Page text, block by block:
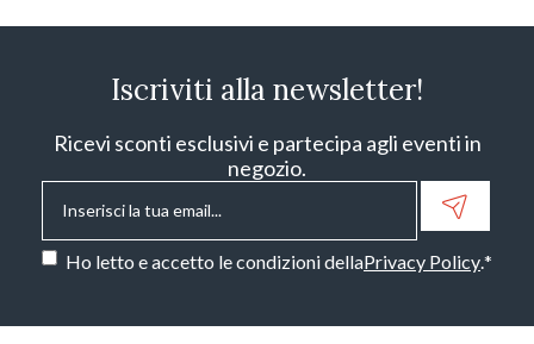
Iscriviti alla newsletter!
Ricevi sconti esclusivi e partecipa agli eventi in
negozio.
Email*
Consenso*
Ho letto e accetto le condizioni dellaPrivacy Policy.*